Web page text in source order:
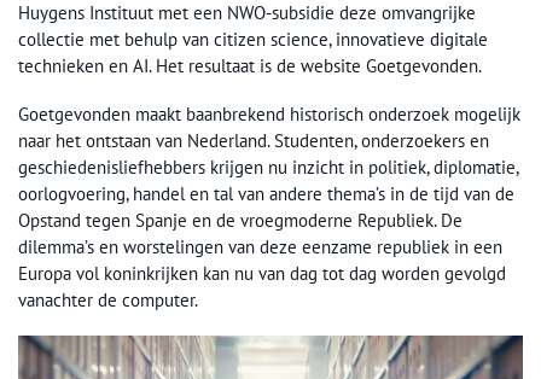
Huygens Instituut met een NWO-subsidie deze omvangrijke
collectie met behulp van citizen science, innovatieve digitale
technieken en AI. Het resultaat is de website Goetgevonden.
Goetgevonden maakt baanbrekend historisch onderzoek mogelijk
naar het ontstaan van Nederland. Studenten, onderzoekers en
geschiedenisliefhebbers krijgen nu inzicht in politiek, diplomatie,
oorlogvoering, handel en tal van andere thema’s in de tijd van de
Opstand tegen Spanje en de vroegmoderne Republiek. De
dilemma’s en worstelingen van deze eenzame republiek in een
Europa vol koninkrijken kan nu van dag tot dag worden gevolgd
vanachter de computer.